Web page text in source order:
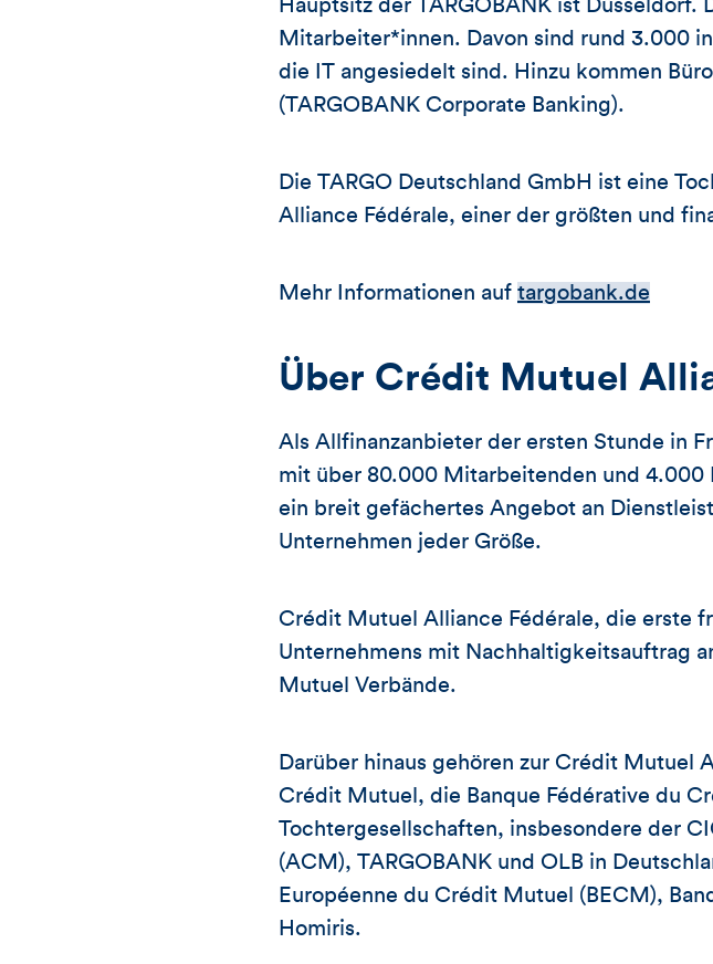
Hauptsitz der TARGOBANK ist
Mitarbeiter*innen. Davon sind rund 3.000
die IT angesiedelt sind. Hinzu kommen
(TARGOBANK Corporate Banking).
Die TARGO Deutschland GmbH ist eine
Alliance Fédérale, einer der größten und
Mehr Informationen auf targobank.de
Über Crédit Mutuel
Als Allfinanzanbieter der ersten Stunde in
mit über 80.000 Mitarbeitenden und 4.000
ein breit gefächertes Angebot an
Unternehmen jeder Größe.
Crédit Mutuel Alliance Fédérale, die erste
Unternehmens mit Nachhaltigkeitsauftrag
Mutuel Verbände.
Darüber hinaus gehören zur Crédit Mutuel
Crédit Mutuel, die Banque Fédérative du
Tochtergesellschaften, insbesondere der
(ACM), TARGOBANK und OLB in
Européenne du Crédit Mutuel (BECM),
Homiris.